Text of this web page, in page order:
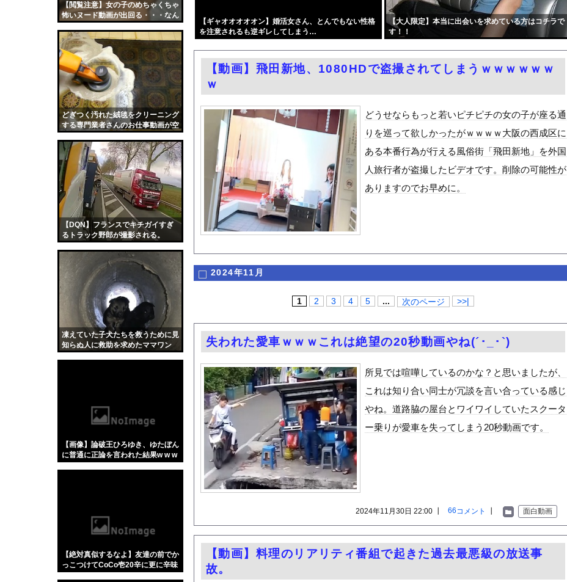
【閲覧注意】女の子のめちゃくちゃ
怖いヌード動画が出回る・・・なん
どぎつく汚れた絨毯をクリーニング
する専門業者さんのお仕事動画が空
【DQN】フランスでキチガイすぎ
るトラック野郎が撮影される。
凍えていた子犬たちを救うために見
知らぬ人に救助を求めたママワン
【画像】論破王ひろゆき、ゆたぼん
に普通に正論を言われた結果w w w
【絶対真似するなよ】友達の前でか
っこつけてCoCo壱20辛に更に辛味
中国「大洪水！」中国ダム「決壊」地元民「公式発表より死者多い！」中国政府「住民拘束！...
元HKT48・長野雅(26)の「目が離せないカラダ」がコチラ part5
【画像】ゲーム配信YouTuber、家賃8万円の部屋で深夜配信→管理会社から厳重注意...
【新宿強盗未遂】18歳の在日中国人、クマよけスプレー強盗指示の疑いで逮捕 → なお、...
【東京】“インプラント壊れた”恐喝か 実際は装着なし 55歳男逮捕「100件で400...
【ポロリ悲話】ネットで拡散してるおっぱいポロリ動画、何故か叩かれる・・・
ホンダ、営業利益5307億円で過去最高を記録
【謎】広島県が頑なに「はだしのゲンコラボ喫茶」をやらない理由
人生に疲れたから台湾を一周してきた
韓国国会、サッカー前代表監督を追及「なぜ負けたのか」
日本旅行キャンセルすべきか…1万年ぶり史上最大級の火山の兆し＝韓国の反応
うちのネコが目の前にいた。私が上に物を投げるフリをする → 猫はこうなります…
【画像】松本人志さん、遺書にトンデモない記述が見つかる・・・
『君のことが大大大大大好きな100人の彼女』17話感想 須藤育登場！ストイックな野球...
【画像】お●ぱいピアノさん尻を出すwwwwww
トラウデン直美キャスター うっすらと谷間の裾野！！【GIF動画あり】
体調不良で休んでパチンコ通ってたら、数十日単位の証拠写真撮られて会社クビになった
【悲報】シャコタンのプリウスを笑った運転手、散る………
【画像】女性投資家さん、元手250万円を7年で7億円超えにｗｗｗ
【ポロリ悲話】ネットで拡散してるおっぱいポロリ動画、何故か叩かれる・・・
ワイニート、面接で嘘をつき採用される
【画像】ラーメン屋での出来事を漫画化した
【衝撃】「かわいい虫」ランキング、ついに発表される
豊島心桜の令和のグラマラスクイーンボディがムチムチ可愛くてたまらんち
【Xの車窓から】整備士が2度見する現場猫案件 ほか
「アメリカのヤンキーがアジア人にケンカを売った結果ｗｗｗ」 ほか
【悲報】「蕎麦」とかいう自炊最強のメシｗｗｗｗｗｗｗｗ
【画像】女子アナ、生放送で高校時代の制服を着てしまうｗｗｗｗｗｗｗｗｗｗｗｗｗｗｗ
【画像】 テレ朝の気象予報士さん、意外と小さかった
【にじさんじ】 ルイス「ドパガキの時代は終わり！セロトニン優位のセロガキなるわよ！ン...
【ギャオオオオオン】婚活女さん、とんでもない性格
を注意されるも逆ギレしてしまう…
【大人限定】本当に出会いを求めている方はコチラで
す！！
自動
更新
【動画】飛田新地、1080HDで盗撮されてしまうｗｗｗｗｗｗ
ｗ
どうせならもっと若いピチピチの女の子が座る通
りを巡って欲しかったがｗｗｗｗ大阪の西成区に
ある本番行為が行える風俗街「飛田新地」を外国
人旅行者が盗撮したビデオです。削除の可能性が
ありますのでお早めに。
2024年11月
1 2 3 4 5 ... 次のページ >>|
失われた愛車ｗｗｗこれは絶望の20秒動画やね(´･_･`)
所見では喧嘩しているのかな？と思いましたが、
これは知り合い同士が冗談を言い合っている感じ
やね。道路脇の屋台とワイワイしていたスクータ
ー乗りが愛車を失ってしまう20秒動画です。
面白動画
66コメント
2024年11月30日 22:00 ┃
【動画】料理のリアリティ番組で起きた過去最悪級の放送事
故。